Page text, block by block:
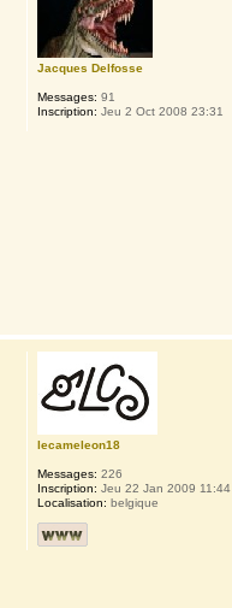
Jacques Delfosse
Messages: 91
Inscription: Jeu 2 Oct 2008 23:31
lecameleon18
Messages: 226
Inscription: Jeu 22 Jan 2009 11:44
Localisation: belgique